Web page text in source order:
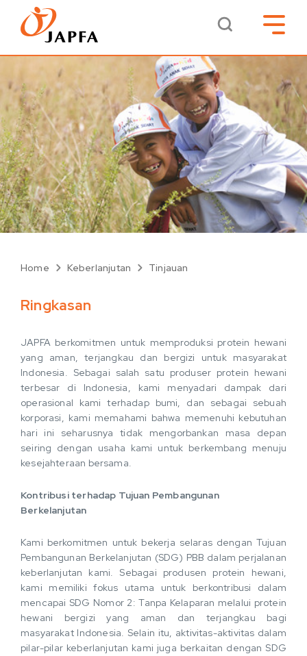
Home Keberlanjutan Tinjauan
Ringkasan
JAPFA berkomitmen untuk memproduksi protein hewani
yang aman, terjangkau dan bergizi untuk masyarakat
Indonesia. Sebagai salah satu produser protein hewani
terbesar di Indonesia, kami menyadari dampak dari
operasional kami terhadap bumi, dan sebagai sebuah
korporasi, kami memahami bahwa memenuhi kebutuhan
hari ini seharusnya tidak mengorbankan masa depan
seiring dengan usaha kami untuk berkembang menuju
kesejahteraan bersama.
Kontribusi terhadap Tujuan Pembangunan
Berkelanjutan
Kami berkomitmen untuk bekerja selaras dengan Tujuan
Pembangunan Berkelanjutan (SDG) PBB dalam perjalanan
keberlanjutan kami. Sebagai produsen protein hewani,
kami memiliki fokus utama untuk berkontribusi dalam
mencapai SDG Nomor 2: Tanpa Kelaparan melalui protein
hewani bergizi yang aman dan terjangkau bagi
masyarakat Indonesia. Selain itu, aktivitas-aktivitas dalam
pilar-pilar keberlanjutan kami juga berkaitan dengan SDG